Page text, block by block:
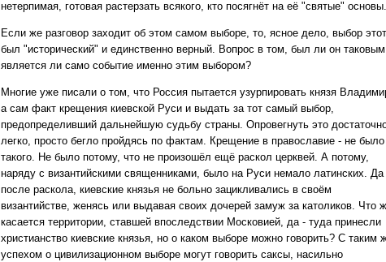
нетерпимая, готовая растерзать всякого, кто посягнёт на её "святые" основы.
Если же разговор заходит об этом самом выборе, то, ясное дело, выбор этот
был "исторический" и единственно верный. Вопрос в том, был ли он
является ли само событие именно этим выбором?
Многие уже писали о том, что Россия пытается узурпировать князя
а сам факт крещения киевской Руси и выдать за тот самый выбор,
предопределивший дальнейшую судьбу страны. Опровегнуть это
легко, просто бегло пройдясь по фактам. Крещение в православие - не было
такого. Не было потому, что не произошёл ещё раскол церквей. А потому,
наряду с византийскими священниками, было на Руси немало латинских. Да
после раскола, киевские князья не больно зацикливались в своём
византийстве, женясь или выдавая своих дочерей замуж за католиков. Что
касается территории, ставшей впоследствии Московией, да - туда принесли
христианство киевские князья, но о каком выборе можно говорить? С таким
успехом о цивилизационном выборе могут говорить саксы, насильно